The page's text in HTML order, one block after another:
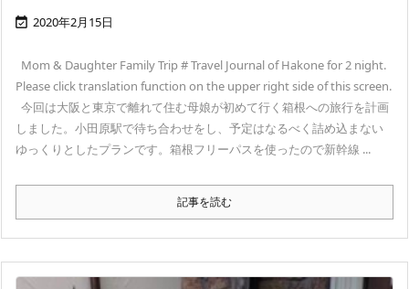
 2020年2月15日
Mom & Daughter Family Trip # Travel Journal of Hakone for 2 night.
Please click translation function on the upper right side of this screen.
今回は大阪と東京で離れて住む母娘が初めて行く箱根への旅行を計画
しました。小田原駅で待ち合わせをし、予定はなるべく詰め込まない
ゆっくりとしたプランです。箱根フリーパスを使ったので新幹線 ...
記事を読む